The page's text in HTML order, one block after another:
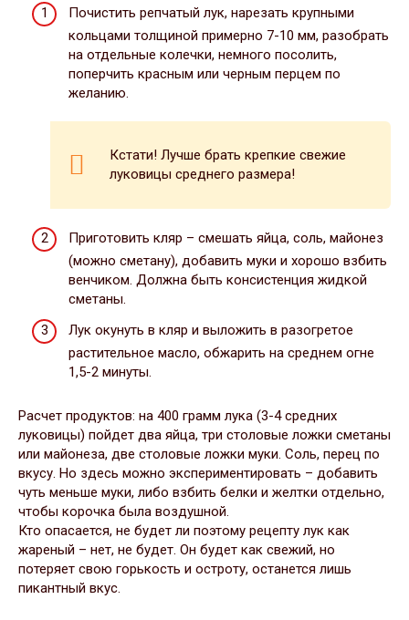
Почистить репчатый лук, нарезать крупными
кольцами толщиной примерно 7-10 мм, разобрать
на отдельные колечки, немного посолить,
поперчить красным или черным перцем по
желанию.
Кстати! Лучше брать крепкие свежие
луковицы среднего размера!
Приготовить кляр – смешать яйца, соль, майонез
(можно сметану), добавить муки и хорошо взбить
венчиком. Должна быть консистенция жидкой
сметаны.
Лук окунуть в кляр и выложить в разогретое
растительное масло, обжарить на среднем огне
1,5-2 минуты.
Расчет продуктов: на 400 грамм лука (3-4 средних
луковицы) пойдет два яйца, три столовые ложки сметаны
или майонеза, две столовые ложки муки. Соль, перец по
вкусу. Но здесь можно экспериментировать – добавить
чуть меньше муки, либо взбить белки и желтки отдельно,
чтобы корочка была воздушной.
Кто опасается, не будет ли поэтому рецепту лук как
жареный – нет, не будет. Он будет как свежий, но
потеряет свою горькость и остроту, останется лишь
пикантный вкус.